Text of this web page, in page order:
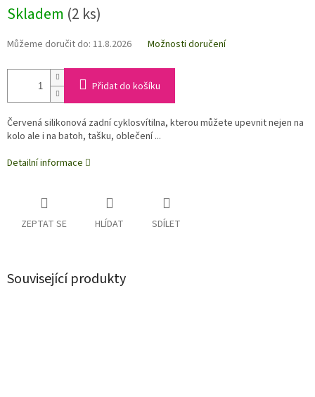
Skladem (2 ks)
Můžeme doručit do: 11.8.2026 Možnosti doručení
Přidat do košíku
Červená silikonová zadní cyklosvítilna, kterou můžete upevnit nejen na
kolo ale i na batoh, tašku, oblečení ...
Detailní informace
ZEPTAT SE HLÍDAT SDÍLET
Související produkty